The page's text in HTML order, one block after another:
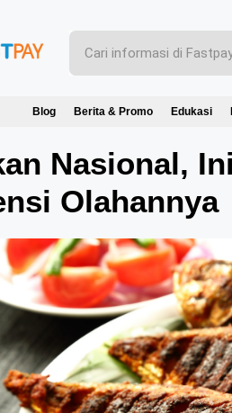
Blog Berita & Promo Edukasi
Nasional,
Olahannya